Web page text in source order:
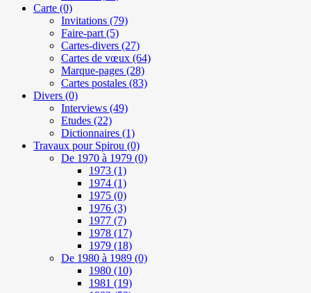
Carte (0)
Invitations (79)
Faire-part (5)
Cartes-divers (27)
Cartes de vœux (64)
Marque-pages (28)
Cartes postales (83)
Divers (0)
Interviews (49)
Etudes (22)
Dictionnaires (1)
Travaux pour Spirou (0)
De 1970 à 1979 (0)
1973 (1)
1974 (1)
1975 (0)
1976 (3)
1977 (7)
1978 (17)
1979 (18)
De 1980 à 1989 (0)
1980 (10)
1981 (19)